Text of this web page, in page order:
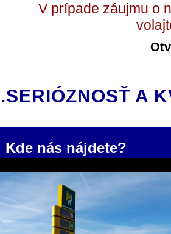
V prípade záujmu o
A
Kde nás nájdete?